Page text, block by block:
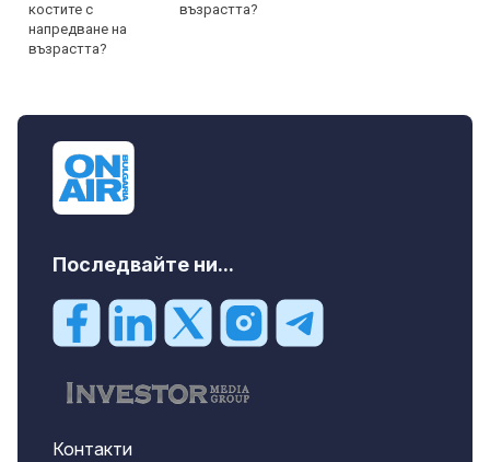
възрастта?
Последвайте ни...
Контакти